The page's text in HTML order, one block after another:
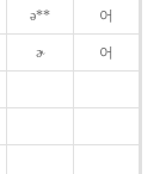
ə** 어
ɚ 어